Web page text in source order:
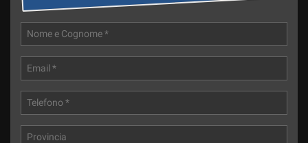
la
cookie
policy
Salva
le
impostazioni